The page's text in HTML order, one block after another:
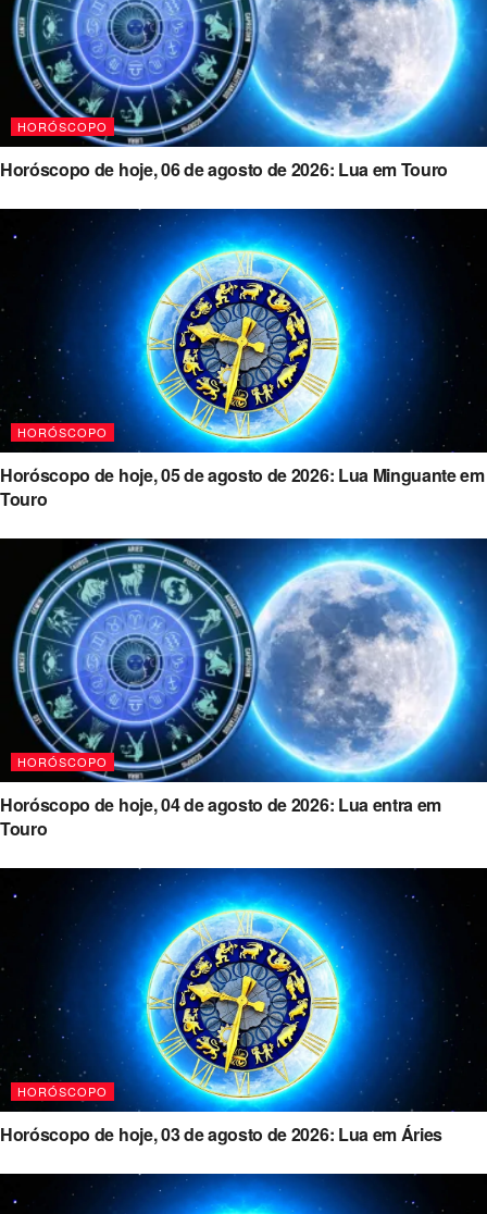
HORÓSCOPO
Horóscopo de hoje, 06 de agosto de 2026: Lua em Touro
HORÓSCOPO
Horóscopo de hoje, 05 de agosto de 2026: Lua Minguante em
Touro
HORÓSCOPO
Horóscopo de hoje, 04 de agosto de 2026: Lua entra em
Touro
HORÓSCOPO
Horóscopo de hoje, 03 de agosto de 2026: Lua em Áries